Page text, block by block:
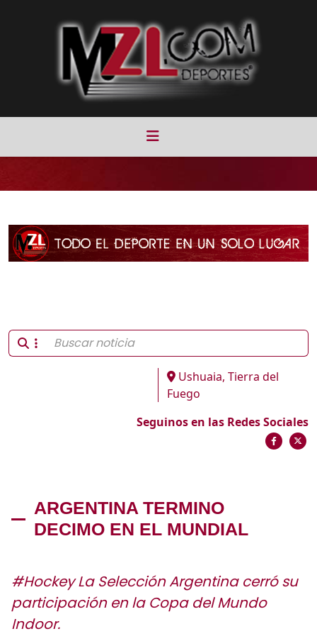
Ushuaia, Tierra del
Fuego
Seguinos en las Redes Sociales
ARGENTINA TERMINO
DECIMO EN EL MUNDIAL
#Hockey La Selección Argentina cerró su
participación en la Copa del Mundo
Indoor.